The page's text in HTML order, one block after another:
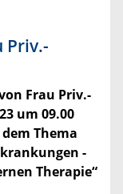
Priv.-
Frau Priv.-
um 09.00
Thema
-
Therapie“